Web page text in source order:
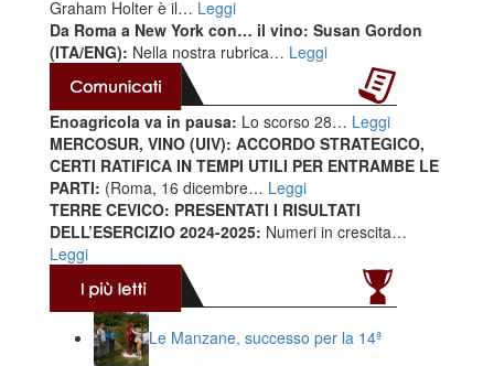
Graham Holter è il… Leggi
Da Roma a New York con… il vino: Susan Gordon
(ITA/ENG): Nella nostra rubrica… Leggi
Enoagricola va in pausa: Lo scorso 28… Leggi
MERCOSUR, VINO (UIV): ACCORDO STRATEGICO,
CERTI RATIFICA IN TEMPI UTILI PER ENTRAMBE LE
PARTI: (Roma, 16 dicembre… Leggi
TERRE CEVICO: PRESENTATI I RISULTATI
DELL’ESERCIZIO 2024-2025: Numeri in crescita…
Leggi
Le Manzane, successo per la 14ª